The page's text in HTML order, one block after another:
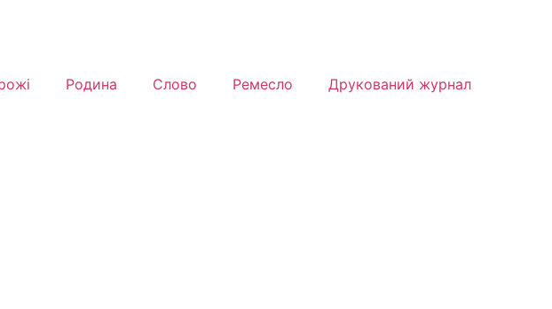
Родина Слово Ремесло Друкований журнал